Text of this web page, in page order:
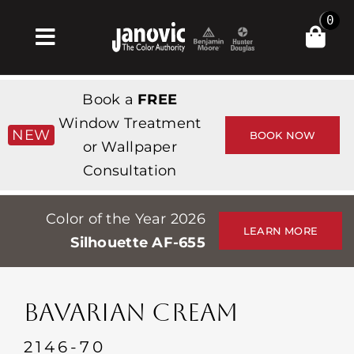
Toggle
Navigation
Products & Services
Κατάστημα
Professionals
Stores
Εκδηλώσεις
0
NEW
Book a FREE
Window Treatment
or Wallpaper
Consultation
BOOK NOW
Color of the Year 2026
Silhouette AF-655
LEARN MORE
BAVARIAN CREAM
2146-70